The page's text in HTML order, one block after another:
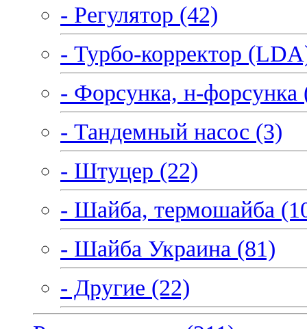
- Регулятор (42)
- Турбо-корректор
- Форсунка, н-форсунка
- Тандемный насос (3)
- Штуцер (22)
- Шайба, термошайба
- Шайба Украина (81)
- Другие (22)